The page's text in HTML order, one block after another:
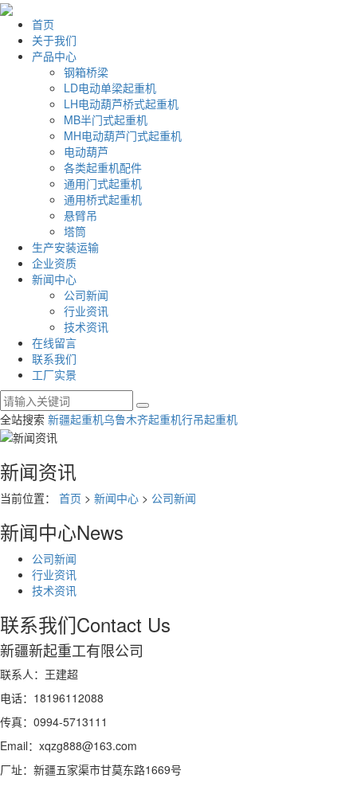
首页
关于我们
产品中心
钢箱桥梁
LD电动单梁起重机
LH电动葫芦桥式起重机
MB半门式起重机
MH电动葫芦门式起重机
电动葫芦
各类起重机配件
通用门式起重机
通用桥式起重机
悬臂吊
塔筒
生产安装运输
企业资质
新闻中心
公司新闻
行业资讯
技术资讯
在线留言
联系我们
工厂实景
全站搜索 新疆起重机乌鲁木齐起重机行吊起重机
新闻资讯
当前位置： 首页 > 新闻中心 > 公司新闻
新闻中心News
公司新闻
行业资讯
技术资讯
联系我们Contact Us
新疆新起重工有限公司
联系人：王建超
电话：18196112088
传真：0994-5713111
Email：xqzg888@163.com
厂址：新疆五家渠市甘莫东路1669号